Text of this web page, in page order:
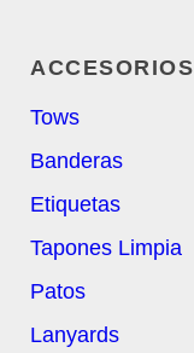
ACCESORIOS
Tows
Banderas
Etiquetas
Tapones Limpia
Patos
Lanyards